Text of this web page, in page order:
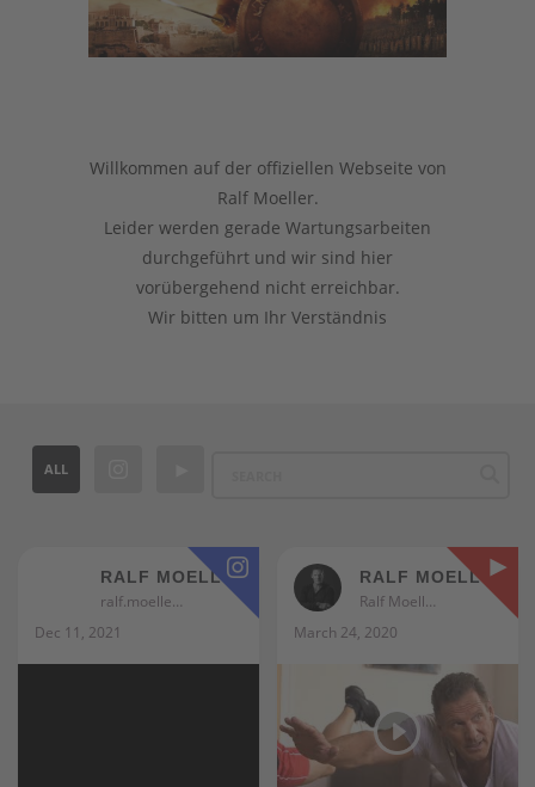
Willkommen auf der offiziellen Webseite von
Ralf Moeller.
Leider werden gerade Wartungsarbeiten
durchgeführt und wir sind hier
vorübergehend nicht erreichbar.
Wir bitten um Ihr Verständnis
ALL
RALF MOELLER
ralf.moeller
Dec 11, 2021
RALF MOELLER
Ralf Moeller
March 24, 2020